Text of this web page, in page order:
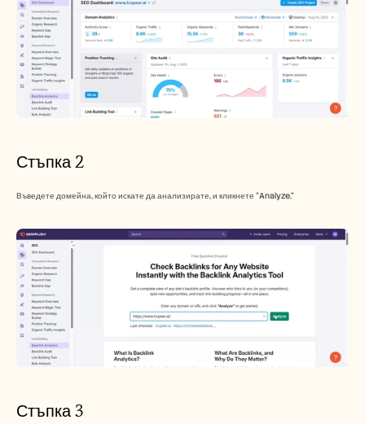
Стъпка 2
Въведете домейна, който искате да анализирате, и кликнете “Analyze.”
Стъпка 3